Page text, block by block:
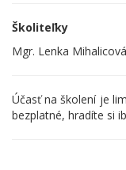
Školiteľky
Mgr. Lenka
Účasť na školení je
bezplatné, hradíte si